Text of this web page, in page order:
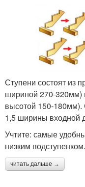
Ступени состоят из
шириной 270-320мм)
высотой 150-
1,5 ширины входной
Учтите: самые
низким подступенком.
читать дальше →